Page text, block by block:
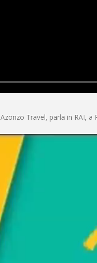
Travel, parla in RAI, a